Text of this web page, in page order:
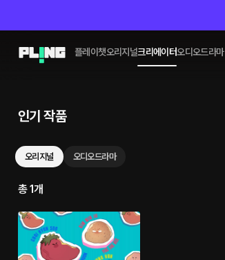
플레이챗오리지널크리에이터오디오드라마
인기 작품
오리지널 오디오드라마
총 1개